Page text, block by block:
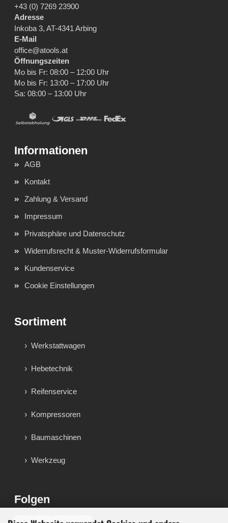
+43 (0) 7269 23900
Adresse
Inkoba 3, AT-4341 Arbing
E-Mail
office@atools.at
Öffnungszeiten
Mo bis Fr: 08:00 – 12:00 Uhr
Mo bis Fr: 13:00 – 17:00 Uhr
Sa: 08:00 – 13:00 Uhr
AGB
Kontakt
Zahlung & Versand
Impressum
Privatsphäre und Datenschutz
Widerrufsrecht & Muster-Widerrufsformular
Kundenservice
Cookie Einstellungen
Sortiment
Werkstattwagen
Hebetechnik
Reifenservice
Kompressoren
Baumaschinen
Werkzeug
Folgen